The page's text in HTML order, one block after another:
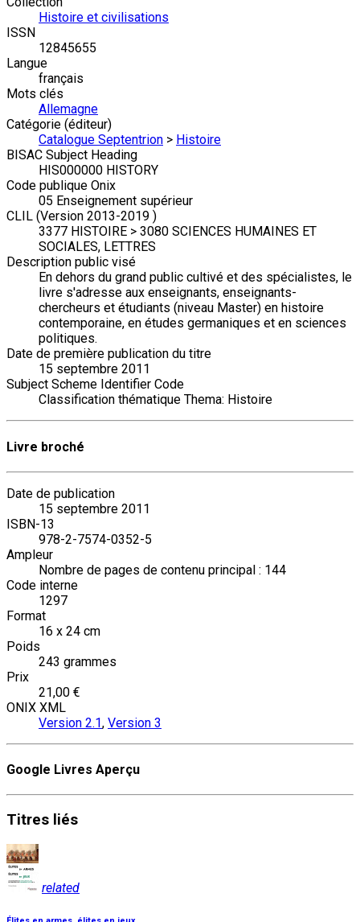
Histoire et civilisations
ISSN
12845655
Langue
français
Mots clés
Allemagne
Catégorie (éditeur)
Catalogue Septentrion > Histoire
BISAC Subject Heading
HIS000000 HISTORY
Code publique Onix
05 Enseignement supérieur
CLIL (Version 2013-2019 )
3377 HISTOIRE > 3080 SCIENCES HUMAINES ET
SOCIALES, LETTRES
Description public visé
En dehors du grand public cultivé et des spécialistes, le
livre s'adresse aux enseignants, enseignants-
chercheurs et étudiants (niveau Master) en histoire
contemporaine, en études germaniques et en sciences
politiques.
Date de première publication du titre
15 septembre 2011
Subject Scheme Identifier Code
Classification thématique Thema: Histoire
Livre broché
Date de publication
15 septembre 2011
ISBN-13
978-2-7574-0352-5
Ampleur
Nombre de pages de contenu principal : 144
Code interne
1297
Format
16 x 24 cm
Poids
243 grammes
Prix
21,00 €
ONIX XML
Version 2.1, Version 3
Google Livres Aperçu
Titres liés
related